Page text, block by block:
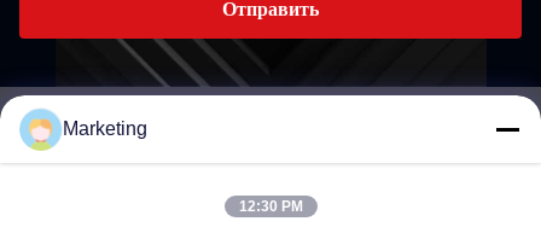
Отправить
marketing@hwashi.com
Marketing
12:30 PM